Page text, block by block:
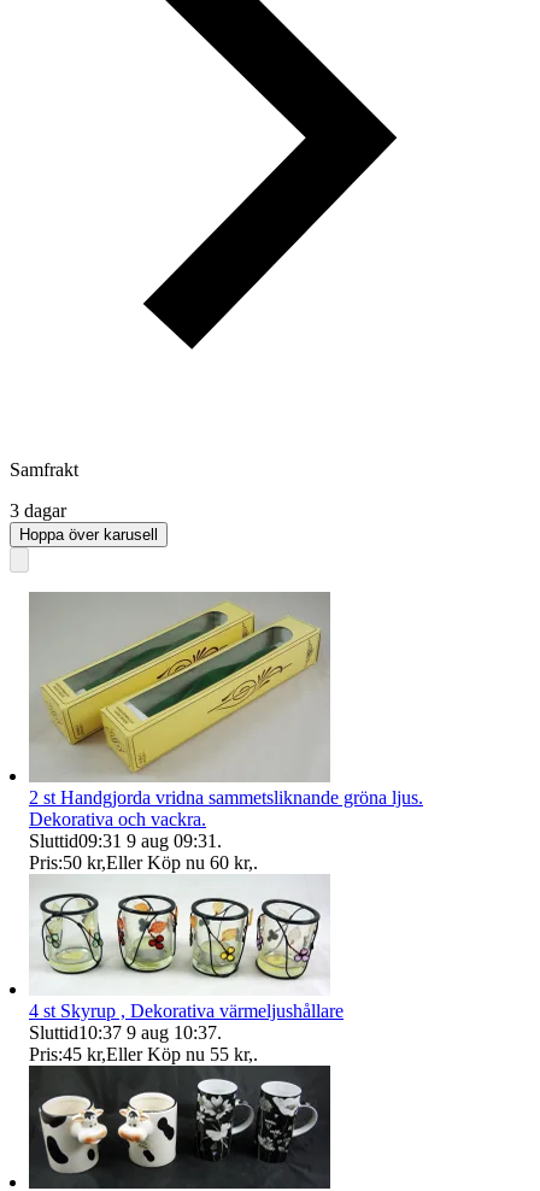
Samfrakt
3 dagar
Hoppa över karusell
2 st Handgjorda vridna sammetsliknande gröna ljus.
Dekorativa och vackra.
Sluttid09:31 9 aug 09:31 .
Pris:50 kr,Eller Köp nu 60 kr,.
4 st Skyrup , Dekorativa värmeljushållare
Sluttid10:37 9 aug 10:37.
Pris:45 kr,Eller Köp nu 55 kr,.